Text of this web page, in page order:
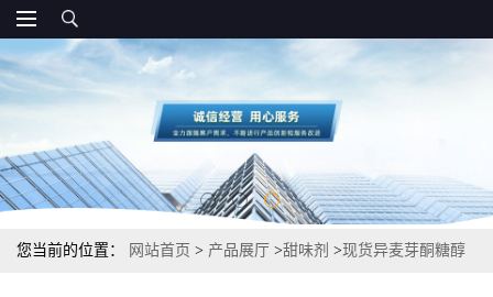
您当前的位置： 网站首页 > 产品展厅 >甜味剂 >现货异麦芽酮糖醇